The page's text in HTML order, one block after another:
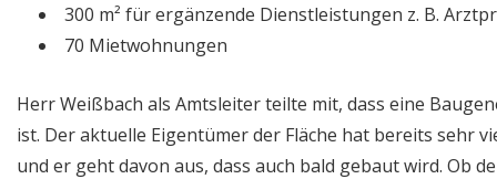
300 m² für ergänzende Dienstleistungen z. B.
70 Mietwohnungen
Herr Weißbach als Amtsleiter teilte mit, dass eine
ist. Der aktuelle Eigentümer der Fläche hat bereits sehr
und er geht davon aus, dass auch bald gebaut wird. Ob